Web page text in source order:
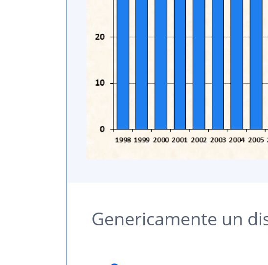
Genericamente un